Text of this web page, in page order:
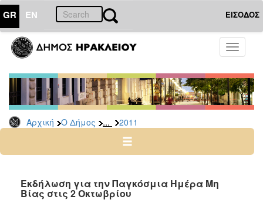
GR EN ΕΙΣΟΔΟΣ
Toggle
Αρχική Ο Δήμος ... 2011
ΔΗΜΟΣ
Δελτία
Τύπου
Αρχείο
2026
2024
2022
Εκδήλωση για την Παγκόσμια Ημέρα Μη
Βίας στις 2 Οκτωβρίου